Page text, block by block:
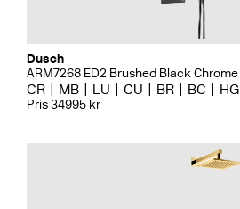
Dusch
ARM7268 ED2 Brushed Black Chrome
CR MB LU CU BR BC HG
Pris 34995 kr